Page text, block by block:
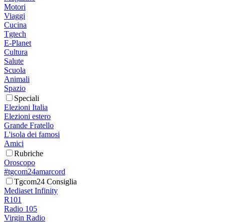
Motori
Viaggi
Cucina
Tgtech
E-Planet
Cultura
Salute
Scuola
Animali
Spazio
Speciali
Elezioni Italia
Elezioni estero
Grande Fratello
L'isola dei famosi
Amici
Rubriche
Oroscopo
#tgcom24amarcord
Tgcom24 Consiglia
Mediaset Infinity
R101
Radio 105
Virgin Radio